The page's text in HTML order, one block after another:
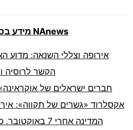
!! מידע בסיסי חדשות ישראל NAnews
אירופה וצללי השנאה: מדוע
הקשר לרוסיה
אקסלרוד «גשרים של תקווה»:
המדינה אחרי 7 באוקטובר. כרוניקה של רוח האדם